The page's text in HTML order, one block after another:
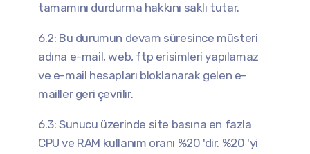
tamamını durdurma hakkını saklı tutar.
6.2: Bu durumun devam süresince müsteri
adına e-mail, web, ftp erisimleri yapılamaz
ve e-mail hesapları bloklanarak gelen e-
mailler geri çevrilir.
6.3: Sunucu üzerinde site basına en fazla
CPU ve RAM kullanım oranı %20 'dir. %20 'yi